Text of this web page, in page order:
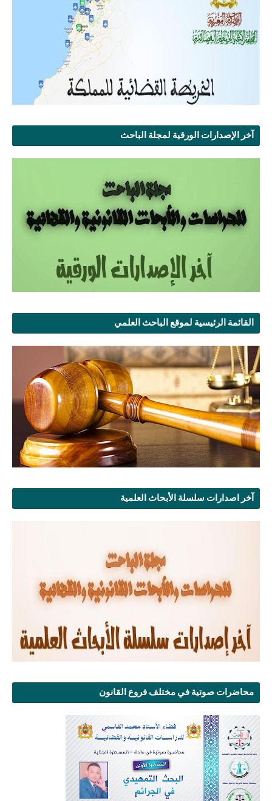
آخر الإصدارات الورقية لمجلة الباحث
القائمة الرئيسية لموقع الباحث العلمي
آخر اصدارات سلسلة الأبحاث العلمية
محاضرات صوتية في مختلف فروع القانون